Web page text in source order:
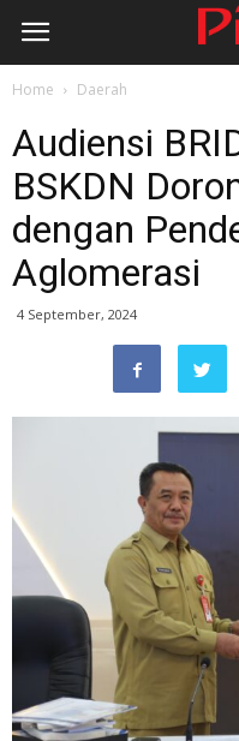
Home Daerah
Audiensi
BSKDN
dengan
Aglomerasi
4 September, 2024